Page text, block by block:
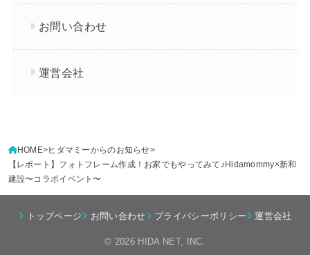
お問い合わせ
運営会社
HOME
ヒダマミーからのお知らせ
【レポート】フォトフレーム作成！お家でもやってみて♪Hidamommy×新和
建設〜コラボイベント〜
トップページ お問い合わせ プライバシーポリシー 運営会社
© 2026 HIDA NET, INC.